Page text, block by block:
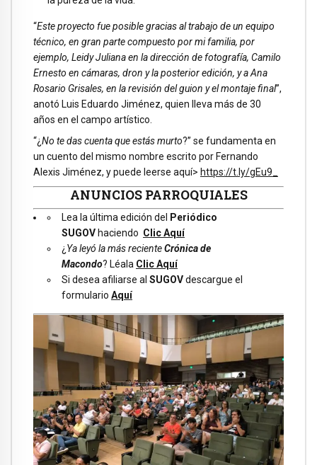
“Este proyecto fue posible gracias al trabajo de un equipo
técnico, en gran parte compuesto por mi familia, por
ejemplo, Leidy Juliana en la dirección de fotografía, Camilo
Ernesto en cámaras, dron y la posterior edición, y a Ana
Rosario Grisales, en la revisión del guion y el montaje final”,
anotó Luis Eduardo Jiménez, quien lleva más de 30
años en el campo artístico.
“¿No te das cuenta que estás murto?” se fundamenta en
un cuento del mismo nombre escrito por Fernando
Alexis Jiménez, y puede leerse aquí> https://t.ly/gEu9_
ANUNCIOS PARROQUIALES
Lea la última edición del
Periódico
SUGOV haciendo Clic Aquí
¿ Ya leyó la más recienteCrónica de
Macondo? Léala Clic Aquí
Si desea afiliarse al SUGOVdescargue el
formulario Aquí